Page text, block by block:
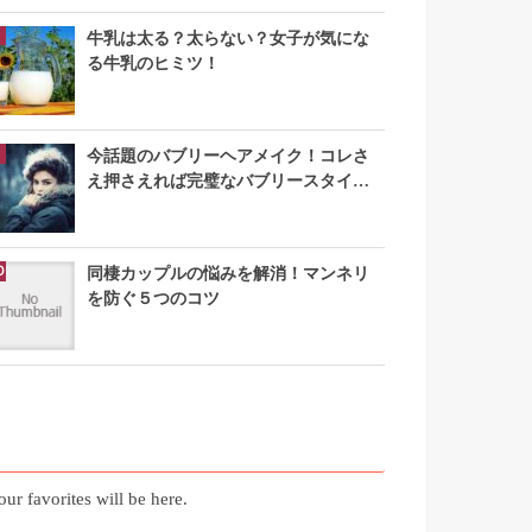
牛乳は太る？太らない？女子が気にな
る牛乳のヒミツ！
今話題のバブリーヘアメイク！コレさ
え押さえれば完璧なバブリースタイル
同棲カップルの悩みを解消！マンネリ
を防ぐ５つのコツ
favorites will be here.